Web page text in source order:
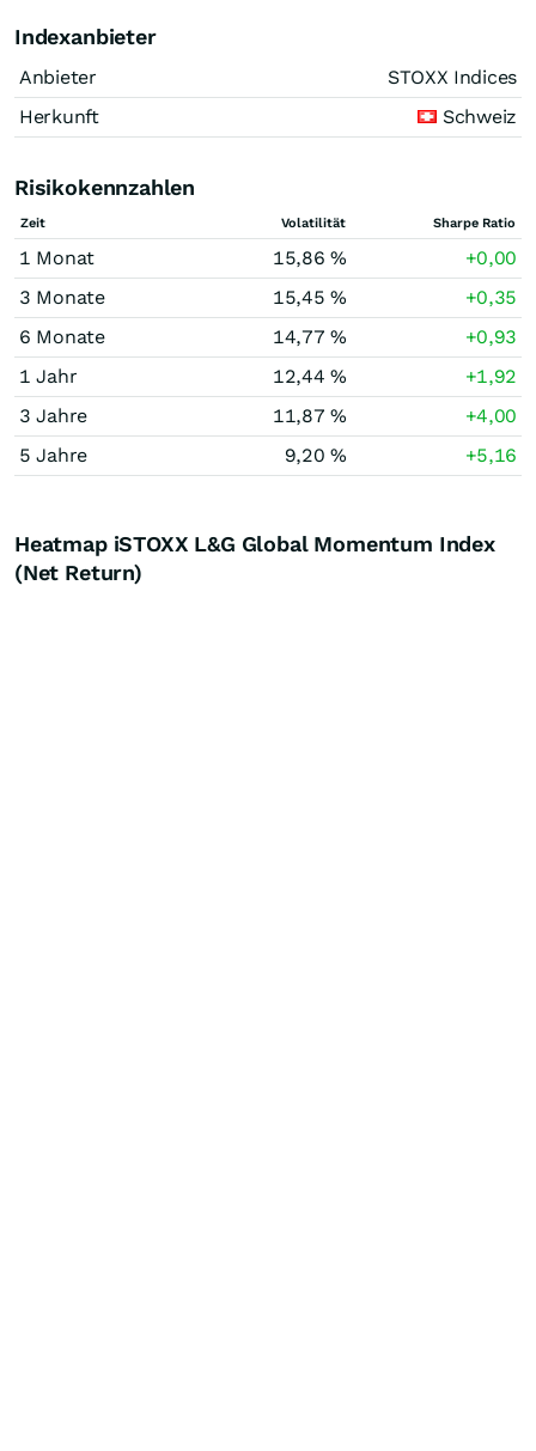
Indexanbieter
Anbieter
STOXX Indices
Herkunft
Schweiz
Risikokennzahlen
Zeit Volatilität Sharpe Ratio
1 Monat 15,86 %
+0,00
3 Monate
15,45 %
+0,35
6 Monate
14,77 %
+0,93
1 Jahr
12,44 %
+1,92
3 Jahre
11,87 %
+4,00
5 Jahre
9,20 % +5,16
Heatmap iSTOXX L&G Global Momentum Index
(Net Return)